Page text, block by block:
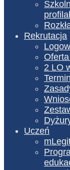
Rekrutacja
2 LO
Uczeń